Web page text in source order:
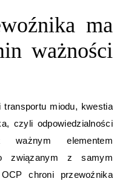
ma
ważności
miodu, kwestia
czyli odpowiedzialności
ważnym elementem
związanym z samym
chroni przewoźnika